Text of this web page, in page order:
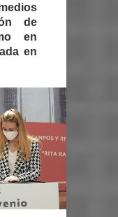
de
en
en